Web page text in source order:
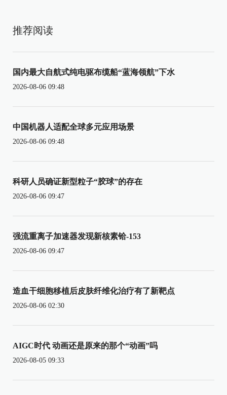
推荐阅读
国内最大自航式纯电驱布缆船“蓝海领航”下水
2026-08-06 09:48
中国机器人适配全球多元应用场景
2026-08-06 09:48
科研人员确证新型粒子“胶球”的存在
2026-08-06 09:47
强流重离子加速器发现新核素铪-153
2026-08-06 09:47
造血干细胞移植后皮肤纤维化治疗有了新靶点
2026-08-06 02:30
AIGC时代 动画还是原来的那个“动画”吗
2026-08-05 09:33